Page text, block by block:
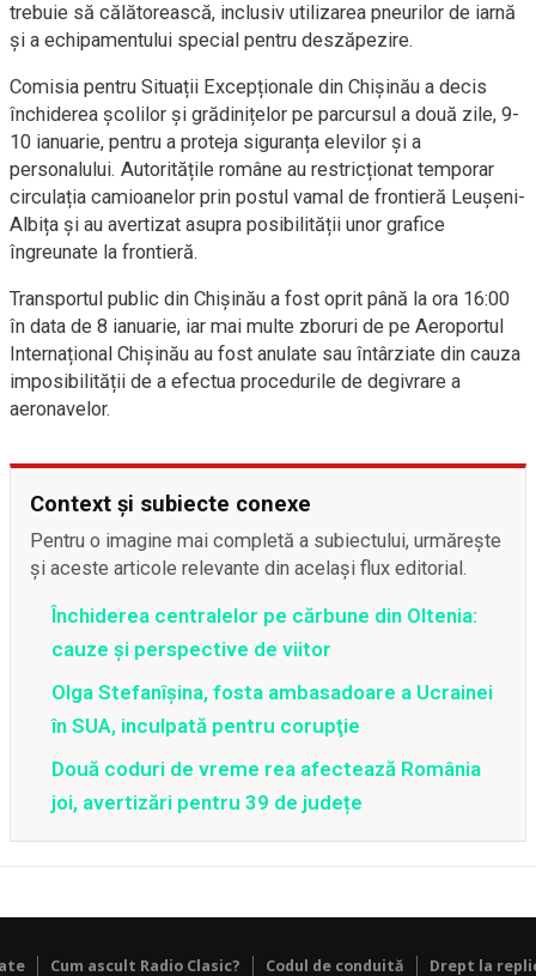
trebuie să călătorească, inclusiv utilizarea pneurilor de iarnă
și a echipamentului special pentru deszăpezire.
Comisia pentru Situații Excepționale din Chișinău a decis
închiderea școlilor și grădinițelor pe parcursul a două zile, 9-
10 ianuarie, pentru a proteja siguranța elevilor și a
personalului. Autoritățile române au restricționat temporar
circulația camioanelor prin postul vamal de frontieră Leușeni-
Albița și au avertizat asupra posibilității unor grafice
îngreunate la frontieră.
Transportul public din Chișinău a fost oprit până la ora 16:00
în data de 8 ianuarie, iar mai multe zboruri de pe Aeroportul
Internațional Chișinău au fost anulate sau întârziate din cauza
imposibilității de a efectua procedurile de degivrare a
aeronavelor.
Context și subiecte conexe
Pentru o imagine mai completă a subiectului, urmărește
și aceste articole relevante din același flux editorial.
Închiderea centralelor pe cărbune din Oltenia:
cauze și perspective de viitor
Olga Stefanîşina, fosta ambasadoare a Ucrainei
în SUA, inculpată pentru corupţie
Două coduri de vreme rea afectează România
joi, avertizări pentru 39 de județe
Cum ascult Radio Clasic? Codul de conduită Drept la